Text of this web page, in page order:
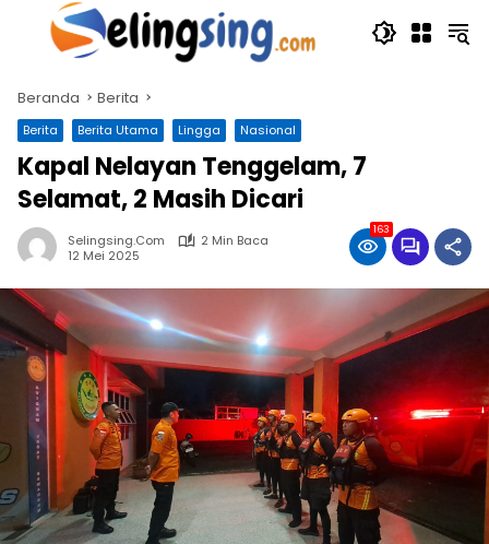
Langsung
Beranda Berita
Berita Berita Utama Lingga Nasional
Kapal Nelayan Tenggelam, 7
Selamat, 2 Masih Dicari
Selingsing.com
2 Min Baca
12 Mei 2025
163